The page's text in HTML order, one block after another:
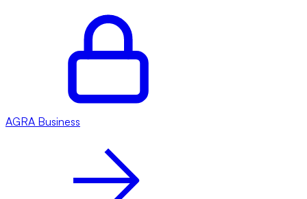
AGRA Business